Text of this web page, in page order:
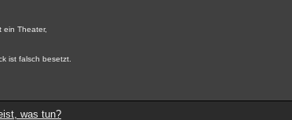
ein Theater,
ist falsch besetzt.
was tun?